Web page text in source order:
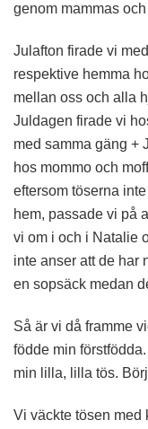
genom mammas
Julafton firade vi
respektive hemma
mellan oss och alla
Juldagen firade vi
med samma gäng +
hos mommo och
eftersom töserna
hem, passade vi på
vi om i och i Natalie
inte anser att de har
en sopsäck medan
Så är vi då framme
födde min
min lilla, lilla tös.
Vi väckte tösen med